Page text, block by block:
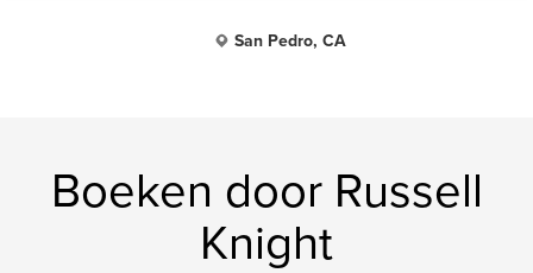
San Pedro, CA
Boeken door Russell
Knight